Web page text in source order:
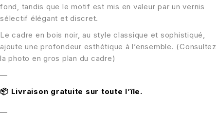
fond, tandis que le motif est mis en valeur par un vernis
sélectif élégant et discret.
Le cadre en bois noir, au style classique et sophistiqué,
ajoute une profondeur esthétique à l’ensemble. (Consultez
la photo en gros plan du cadre)
—
📦 Livraison gratuite sur toute l’île.
—